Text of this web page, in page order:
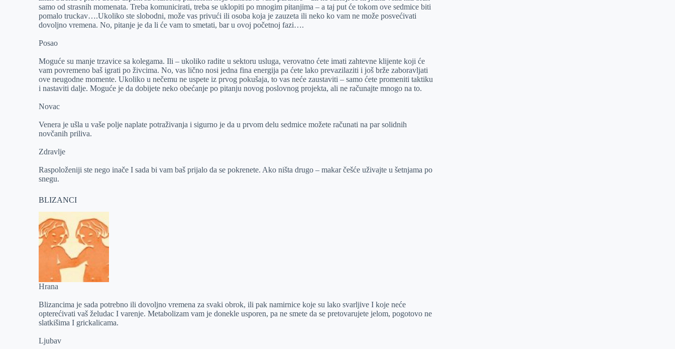
samo od strasnih momenata. Treba komunicirati, treba se uklopiti po mnogim pitanjima – a taj put će tokom ove sedmice biti
pomalo truckav….Ukoliko ste slobodni, može vas privući ili osoba koja je zauzeta ili neko ko vam ne može posvećivati
dovoljno vremena. No, pitanje je da li će vam to smetati, bar u ovoj početnoj fazi….
Posao
Moguće su manje trzavice sa kolegama. Ili – ukoliko radite u sektoru usluga, verovatno ćete imati zahtevne klijente koji će
vam povremeno baš igrati po živcima. No, vas lično nosi jedna fina energija pa ćete lako prevazilaziti i još brže zaboravljati
ove neugodne momente. Ukoliko u nečemu ne uspete iz prvog pokušaja, to vas neće zaustaviti – samo ćete promeniti taktiku
i nastaviti dalje. Moguće je da dobijete neko obećanje po pitanju novog poslovnog projekta, ali ne računajte mnogo na to.
Novac
Venera je ušla u vaše polje naplate potraživanja i sigurno je da u prvom delu sedmice možete računati na par solidnih
novčanih priliva.
Zdravlje
Raspoloženiji ste nego inače I sada bi vam baš prijalo da se pokrenete. Ako ništa drugo – makar češće uživajte u šetnjama po
snegu.
BLIZANCI
Hrana
Blizancima je sada potrebno ili dovoljno vremena za svaki obrok, ili pak namirnice koje su lako svarljive I koje neće
opterećivati vaš želudac I varenje. Metabolizam vam je donekle usporen, pa ne smete da se pretovarujete jelom, pogotovo ne
slatkišima I grickalicama.
Ljubav